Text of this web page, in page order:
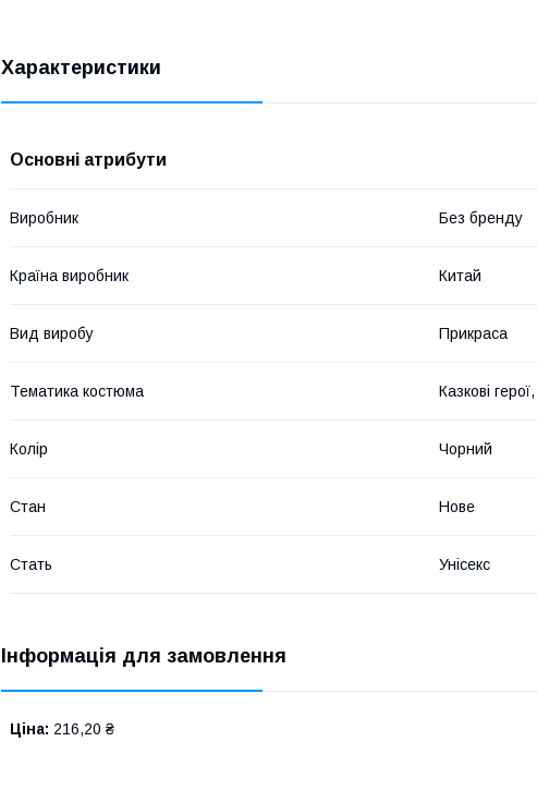
Характеристики
Основні атрибути
Виробник Без бренду
Країна виробник Китай
Вид виробу Прикраса
Тематика костюма Казкові
Колір Чорний
Стан Нове
Стать Унісекс
Інформація для замовлення
Ціна: 216,20 ₴